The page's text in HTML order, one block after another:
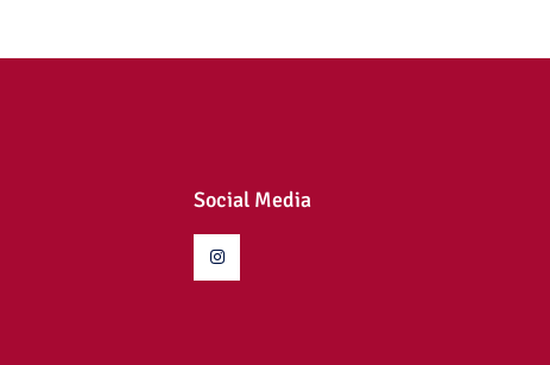
Social Media